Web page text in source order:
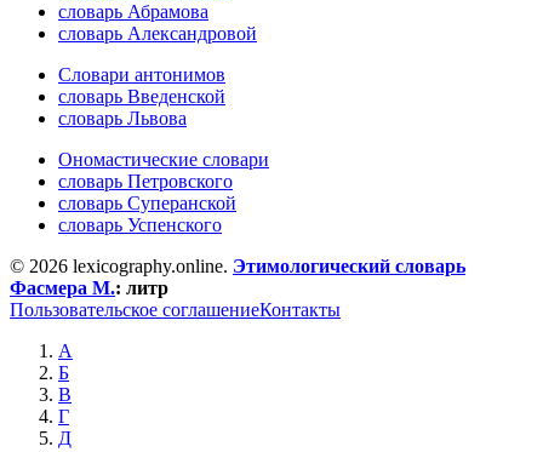
словарь Абрамова
словарь Александровой
Словари антонимов
словарь Введенской
словарь Львова
Ономастические словари
словарь Петровского
словарь Суперанской
словарь Успенского
© 2026 lexicography.online. Этимологический словарь
Фасмера М.: литр
Пользовательское соглашениеКонтакты
А
Б
В
Г
Д